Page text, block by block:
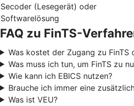
Secoder (Lesegerät) oder
Softwarelösung
FAQ zu FinTS-
Was kostet der Zugang zu FinTS
Was muss ich tun, um FinTS zu
Wie kann ich EBICS nutzen?
Brauche ich immer eine
Was ist VEU?